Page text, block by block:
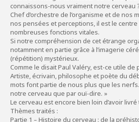
connaissons-nous vraiment notre cerveau
Chef d’orchestre de l’organisme et de nos
nos pensées et perceptions, il est le
nombreuses fonctions vitales.
Si notre compréhension de cet étrange
notamment en partie grâce à l’imagerie
(répétition) mystérieux.
Comme le disait Paul Valéry, est-ce utile de
Artiste, écrivain, philosophe et poète du
mots font partie de nous plus que les
notre cerveau que par ouï-dire. »
Le cerveau est encore bien loin d’avoir
Thèmes traités :
Partie 1 – Histoire du cerveau : de la